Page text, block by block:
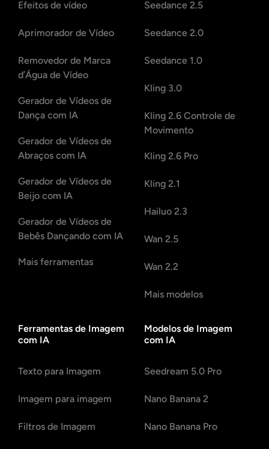
Efeitos de vídeo
Aprimorador de Vídeo
Removedor de Marca
d’Água de Vídeo
Gerador de Vídeos de
Dança com IA
Gerador de Vídeos de
Abraços com IA
Gerador de Vídeos de
Beijo com IA
Gerador de Vídeos de
Bebês Dançando com IA
Mais ferramentas
Seedance 2.5
Seedance 2.0
Seedance 1.0
Kling 3.0
Kling 2.6 Controle de
Movimento
Kling 2.6 Pro
Kling 2.1
Hailuo 2.3
Wan 2.5
Wan 2.2
Mais modelos
Ferramentas de Imagem
com IA
Texto para Imagem
Imagem para imagem
Filtros de Imagem
Modelos de Imagem
com IA
Seedream 5.0 Pro
Nano Banana 2
Nano Banana Pro